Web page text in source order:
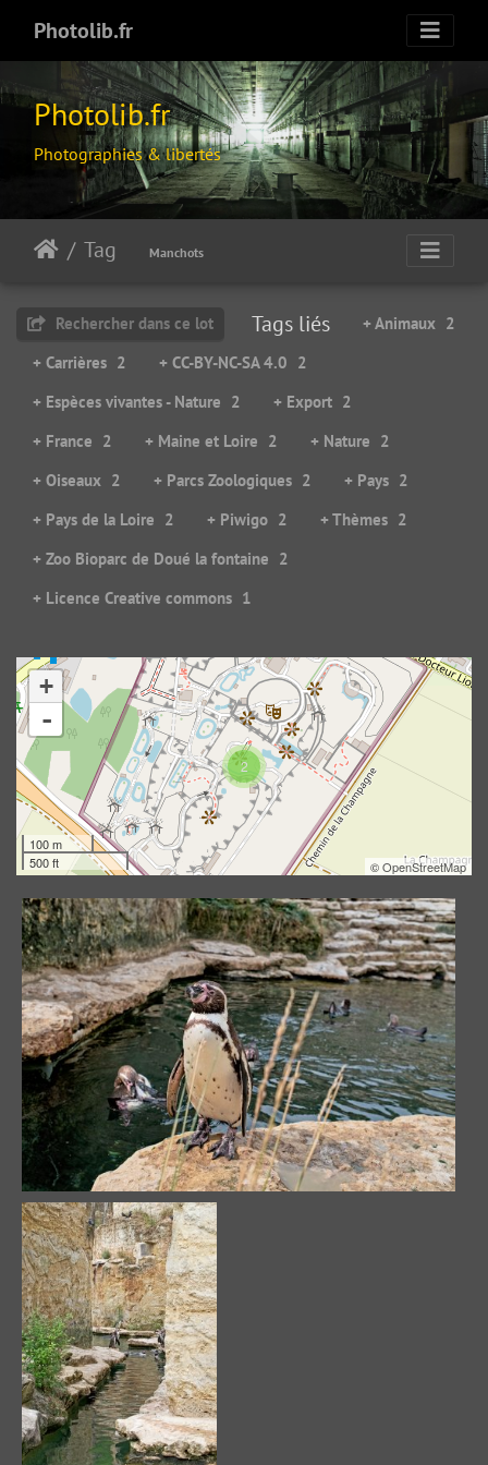
Photolib.fr
Photolib.fr
Photographies & libertés
Tag Manchots
Rechercher dans ce lot Tags liés + Animaux 2
+ Carrières 2 + CC-BY-NC-SA 4.0 2
+ Espèces vivantes - Nature 2 + Export 2
+ France 2 + Maine et Loire 2 + Nature 2
+ Oiseaux 2 + Parcs Zoologiques 2 + Pays 2
+ Pays de la Loire 2 + Piwigo 2 + Thèmes 2
+ Zoo Bioparc de Doué la fontaine 2
+ Licence Creative commons 1
2
+
-
100 m
500 ft
©OpenStreetMap
Manchots de Humboldt
49965 visites
Manchots de Humboldt
et canyon dans la
grande volière
68005 visites